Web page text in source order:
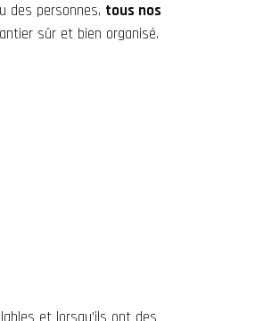
des personnes, tous nos
sûr et bien organisé.